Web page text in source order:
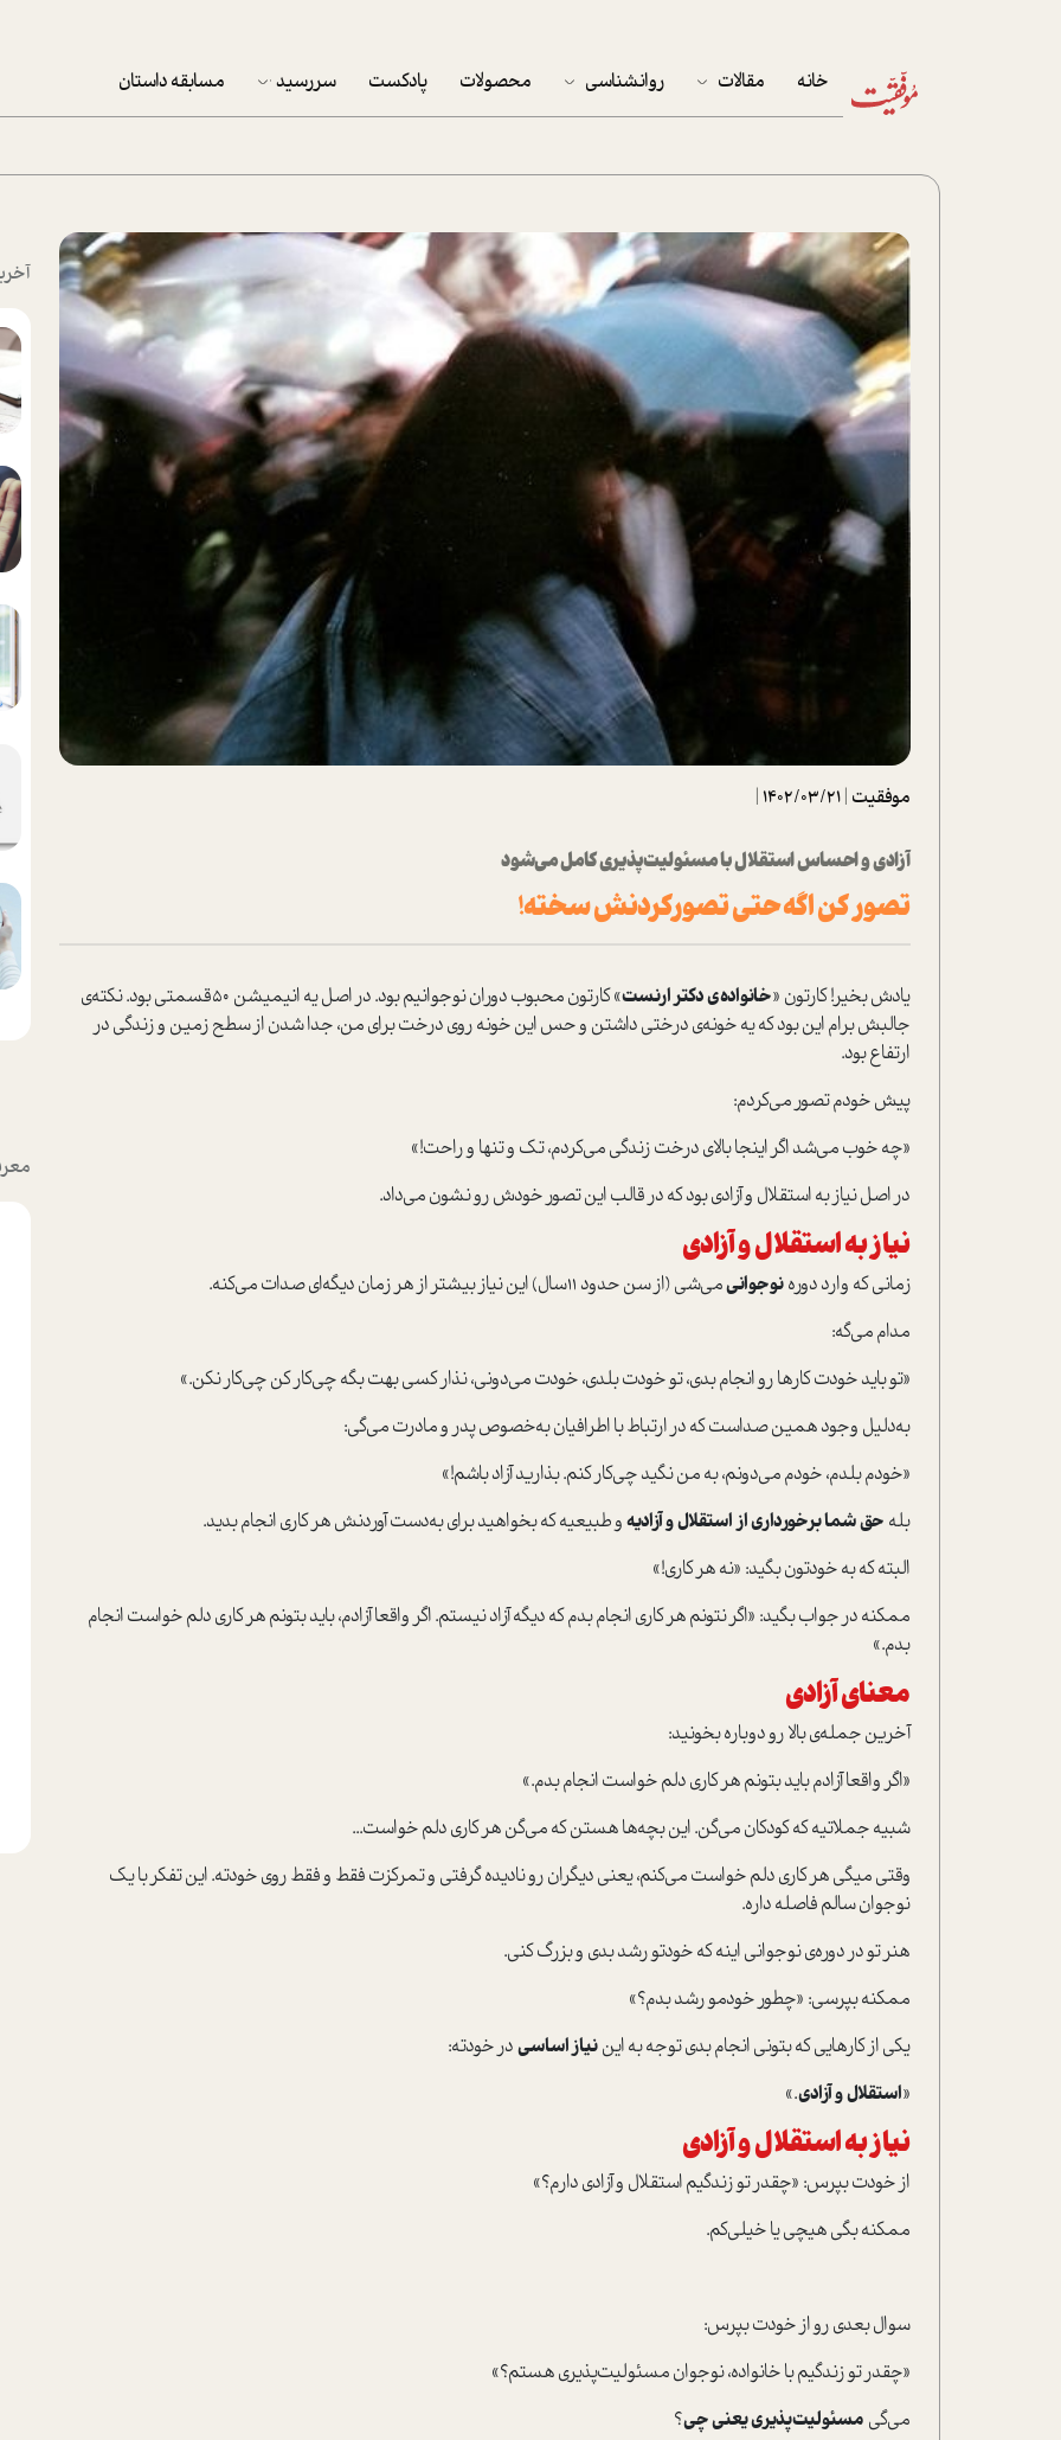
خانه مقالات
پرونده ویژه
زندگی
کار
تحلیل فیلم
داستان
روانشناسی محصولات پادکست سررسید
پکيج نوروزي موفقيت
تقویم رومیزی
تقویم دیواری
مسابقه داستان
موفقیت |
1402/03/21
|
آزادی و احساس استقلال با مسئولیت‌پذیری کامل می‌شود
تصور کن اگه حتی تصور‌کردنش سخته!
یادش بخیر! کارتون «خانوادهی دکتر ارنست
» کارتون محبوب دوران نوجوانیم بود. در اصل یه انیمیشن ۵۰قسمتی بود. نکته‌ی
جالبش برام این بود که یه خونه‌ی درختی داشتن و حس این خونه روی درخت برای من، جدا شدن از سطح زمین و زندگی در
ارتفاع بود.
پیش خودم تصور می‌کردم:
«چه خوب می‌شد اگر اینجا بالای درخت زندگی می‌کردم، تک و تنها و راحت!»
در اصل نیاز به استقلال و آزادی بود که در قالب این تصور خودش رو نشون می‌داد.
نیاز به استقلال و آزادی
زمانی که وارد دورهنوجوانیمی‌شی (از سن حدود ۱۱سال) این نیاز بیشتر از هر زمان دیگه‌ای صدات می‌کنه.
مدام می‌گه:
«تو باید خودت کارها رو انجام‌ بدی، تو خودت بلدی، خودت می‌دونی، نذار کسی بهت بگه چی‌کار کن چی‌کار نکن.»
به‌دلیل وجود همین صداست که در ارتباط با اطرافیان به‌خصوص پدر و مادرت می‌گی:
«خودم بلدم، خودم می‌دونم، به من نگید چی‌کار کنم. بذارید آزاد باشم!»
بله حق شما برخورداری ازاستقلال و آزادیهو طبیعیه که بخواهید برای به‌دست آوردنش هر کاری انجام بدید.
البته که به خودتون بگید: «نه هر کاری!»
ممکنه در جواب بگید: «اگر نتونم هر کاری انجام بدم که دیگه آزاد نیستم. اگر واقعا آزادم، باید بتونم هر کاری دلم خواست انجام
بدم.»
معنای آزادی
آخرین جمله‌ی بالا رو دوباره بخونید:
«اگر واقعا آزادم باید بتونم هر کاری دلم خواست انجام بدم.»
شبیه جملاتیه که کودکان می‌گن. این بچه‌ها هستن که می‌گن هر کاری دلم خواست...
وقتی میگی هر کاری دلم خواست می‌کنم، یعنی دیگران رو نادیده گرفتی و تمرکزت فقط و فقط روی خودته. این تفکر با یک
نوجوان سالم فاصله داره.
هنر تو در دوره‌ی نوجوانی اینه که خودتو رشد بدی و بزرگ کنی.
ممکنه بپرسی: «چطور خودمو رشد بدم؟»
یکی از کارهایی که ‌بتونی انجام بدی توجه به این‌نیاز اساسیدر خودته:
«استقلال و آزادی.»
نیاز به استقلال و آزادی
از خودت بپرس: «چقدر تو زندگیم استقلال و آزادی دارم؟»
ممکنه بگی هیچی یا خیلی‌کم.
سوال بعدی رو از خودت بپرس:
«چقدر تو زندگیم با خانواده، نوجوان مسئولیت‌پذیری هستم؟»
می‌گی مسئولیتپذیری یعنی چی؟